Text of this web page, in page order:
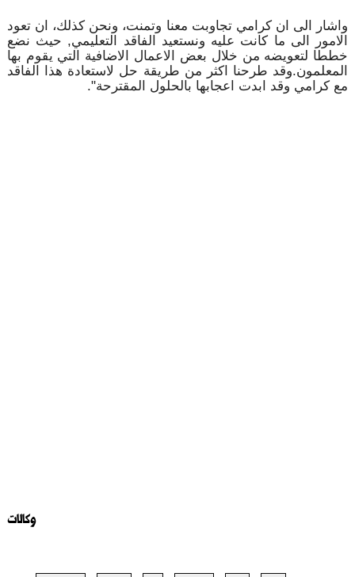
واشار الى ان كرامي تجاوبت معنا وتمنت، ونحن كذلك، ان تعود
الامور الى ما كانت عليه ونستعيد الفاقد التعليمي, حيث نضع
خططا لتعويضه من خلال بعض الاعمال الاضافية التي يقوم بها
المعلمون.وقد طرحنا اكثر من طريقة حل لاستعادة هذا الفاقد
مع كرامي وقد ابدت اعجابها بالحلول المقترحة".
وكالات